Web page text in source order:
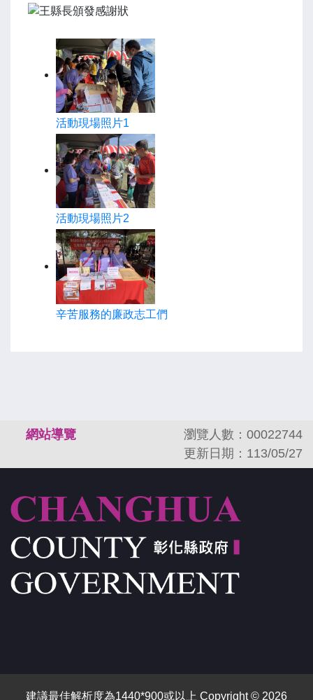
活動現場照片1
活動現場照片2
辛苦服務的廉政志工們
網站導覽
瀏覽人數：00022744
更新日期：113/05/27
建議最佳解析度為1440*900或以上 Copyright © 2026